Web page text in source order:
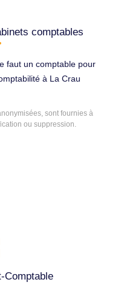
comptables
faut un comptable pour
à La Crau
sont fournies à
ou suppression.
Comptable